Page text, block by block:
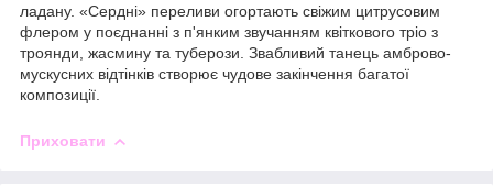
ладану. «Сердні» переливи огортають свіжим цитрусовим
флером у поєднанні з п'янким звучанням квіткового тріо з
троянди, жасмину та туберози. Звабливий танець амброво-
мускусних відтінків створює чудове закінчення багатої
композиції.
Приховати